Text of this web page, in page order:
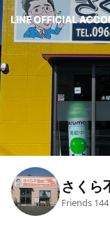
さくら
Friends 144